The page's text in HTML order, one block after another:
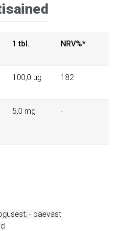
1 tbl. NRV%*
100,0 µg 182
5,0 mg -
- päevast